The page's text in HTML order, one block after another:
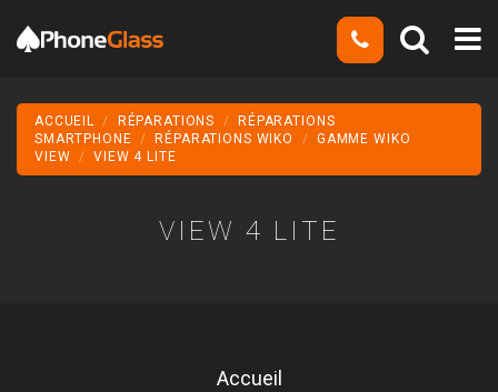
ACCUEIL RÉPARATIONS
RÉPARATIONS
SMARTPHONE
RÉPARATIONS WIKO
GAMME WIKO
VIEW
VIEW 4 LITE
VIEW 4 LITE
Accueil